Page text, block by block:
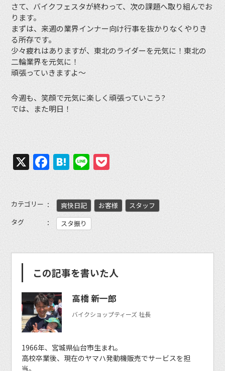
さて、バイクフェスタが終わって、次の課題へ取り組んでお
ります。
まずは、来週の業界インナー向け行事を抜かりなくやりき
る所存です。
少々疲れはありますが、東北のライダーを元気に！東北の
二輪業界を元気に！
頑張っていきますよ〜
今週も、笑顔で元気に楽しく頑張っていこう?
では、また明日！
X Facebook
Hatena
Line
カテゴリー 爽快日記 お客様
スタッフ
タグ
スタ振り
この記事を書いた人
高橋 新一郎
バイクショップティーズ 社長
1966年、宮城県仙台市生まれ。
高校卒業後、現在のヤマハ発動機販売でサービスを担
当。